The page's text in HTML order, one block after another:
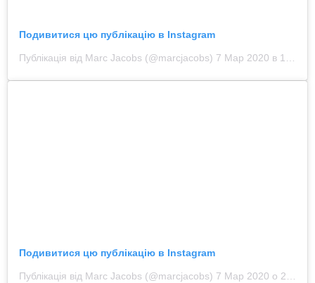
Подивитися цю публікацію в Instagram
Публікація від Marc Jacobs (@marcjacobs) 7 Мар 2020 в 10:12 PST
Подивитися цю публікацію в Instagram
Публікація від Marc Jacobs (@marcjacobs) 7 Мар 2020 о 2:20 PST